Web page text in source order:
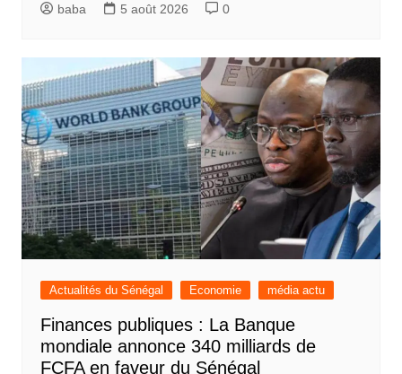
baba 5 août 2026 0
Actualités du Sénégal Economie média actu
Finances publiques : La Banque
mondiale annonce 340 milliards de
FCFA en faveur du Sénégal